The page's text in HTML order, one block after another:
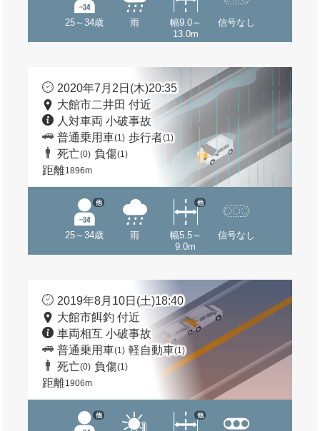
25～34歳 雨
幅9.0～
13.0m
信号なし
2020年7月2日(木)20:35
大館市二井田 付近
人対車両 小破事故
普通乗用車(1) 歩行者(1)
死亡(0) 負傷(1)
距離1896m
25～34歳
他
雨
幅5.5～
9.0m
他
信号なし
2019年8月10日(土)18:40
大館市餌釣 付近
車両相互 小破事故
普通乗用車(1) 軽自動車(1)
死亡(0) 負傷(1)
距離1906m
他 他